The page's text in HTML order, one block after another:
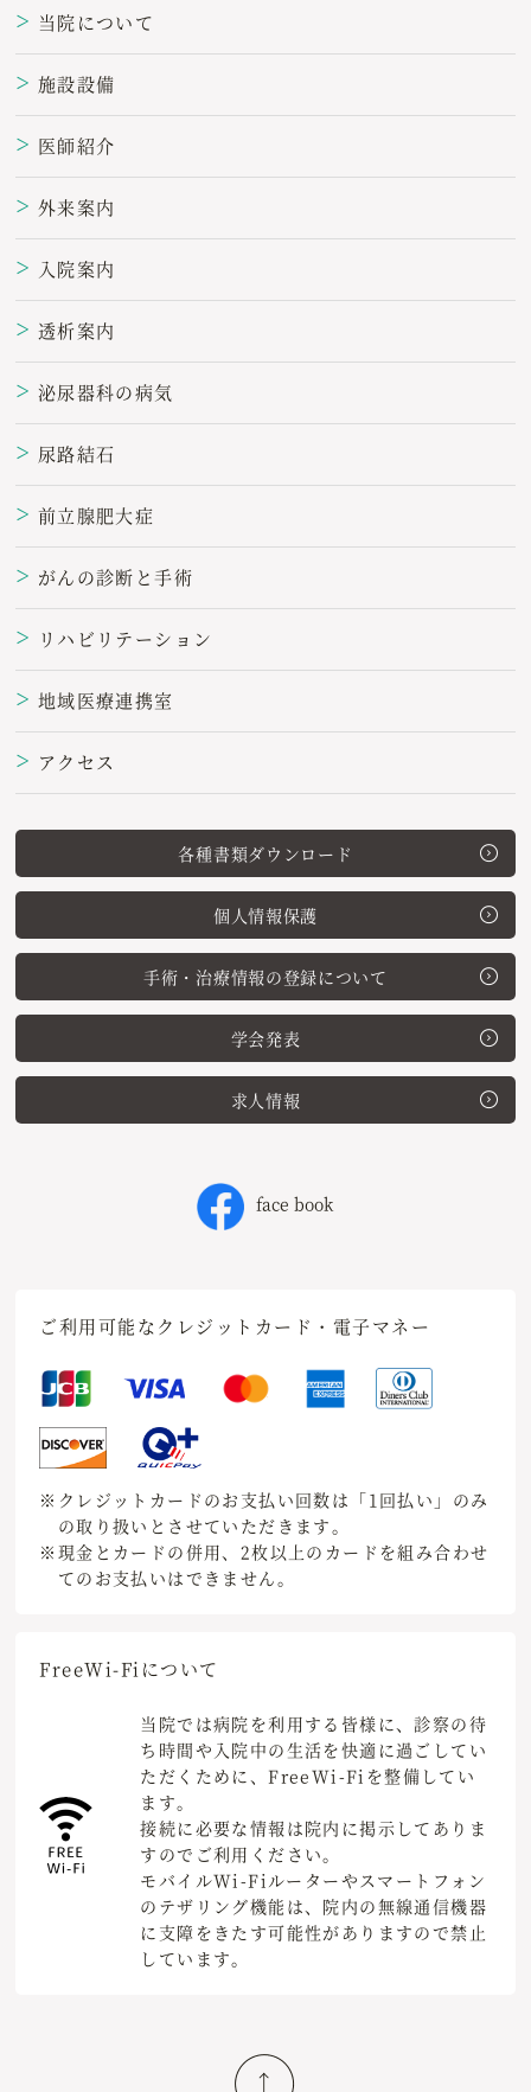
＞ 当院について
＞ 施設設備
＞ 医師紹介
＞ 外来案内
＞ 入院案内
＞ 透析案内
＞ 泌尿器科の病気
＞ 尿路結石
＞ 前立腺肥大症
＞ がんの診断と手術
＞ リハビリテーション
＞ 地域医療連携室
＞ アクセス
各種書類ダウンロード
個人情報保護
手術・治療情報の登録について
学会発表
求人情報
face book
ご利用可能なクレジットカード・電子マネー
※クレジットカードのお支払い回数は「1回払い」のみ
の取り扱いとさせていただきます。
※現金とカードの併用、2枚以上のカードを組み合わせ
てのお支払いはできません。
FreeWi-Fiについて
当院では病院を利用する皆様に、診察の待
ち時間や入院中の生活を快適に過ごしてい
ただくために、FreeWi-Fiを整備してい
ます。
接続に必要な情報は院内に掲示してありま
すのでご利用ください。
モバイルWi-Fiルーターやスマートフォン
のテザリング機能は、院内の無線通信機器
に支障をきたす可能性がありますので禁止
しています。